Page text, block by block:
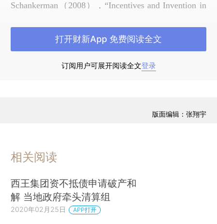
Schankerman（2008），“Incentives and Invention in
Economics（2008），39（2）：第403—433页；
Sharon Belenzon and Mark
Schankerman（2009），“University Knowledge
Center for Economic Studies，Paper No CES—
Working Paper 12—10。）
过去20年，中国在这方面取得了一些进展，但
还留有更大胆改革的空间。针对大学发明人的专利
权和所有权，中国已经通过各种法律，特别是1993
订阅用户可展开阅读全文登录
打开财新App 免费阅读全文
版面编辑：张翔宇
相关阅读
西王集团资不抵债申请破产和
解 当地政府牵头清算组
2020年02月25日 APP打开